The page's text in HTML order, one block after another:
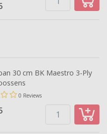
30 cm BK Maestro 3-Ply
0 Reviews